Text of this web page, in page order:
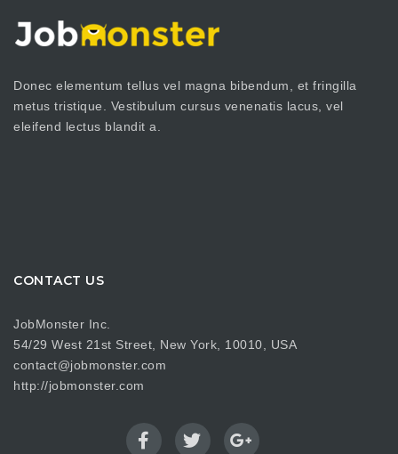
Donec elementum tellus vel magna bibendum, et fringilla
metus tristique. Vestibulum cursus venenatis lacus, vel
eleifend lectus blandit a.
CONTACT US
JobMonster Inc.
54/29 West 21st Street, New York, 10010, USA
contact@jobmonster.com
http://jobmonster.com